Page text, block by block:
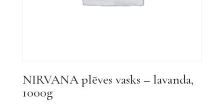
NIRVANA plēves vasks – lavanda,
1000g